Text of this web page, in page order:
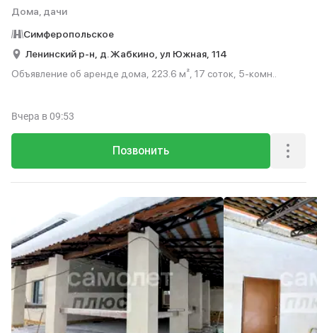
Дома, дачи
Симферопольское
Ленинский р-н, д. Жабкино, ул Южная, 114
Объявление об аренде дома, 223.6 м², 17 соток, 5-комн..
Позвонить
Вчера в 09:53